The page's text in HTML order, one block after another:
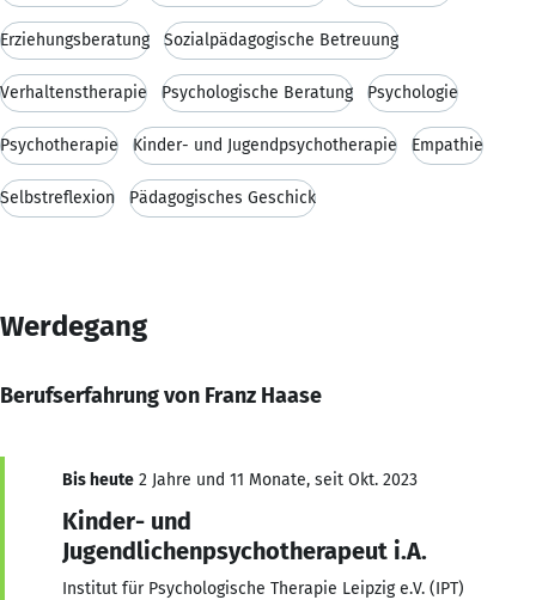
Erziehungsberatung Sozialpädagogische Betreuung
Verhaltenstherapie Psychologische Beratung Psychologie
Psychotherapie Kinder- und Jugendpsychotherapie Empathie
Selbstreflexion Pädagogisches Geschick
Werdegang
Berufserfahrung von Franz Haase
Bis heute 2 Jahre und 11 Monate, seit Okt. 2023
Kinder- und
Jugendlichenpsychotherapeut i.A.
Institut für Psychologische Therapie Leipzig e.V. (IPT)